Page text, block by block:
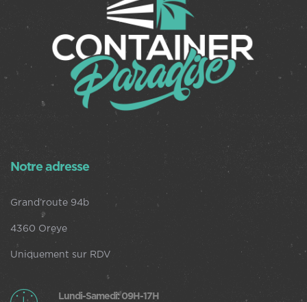
Notre adresse
Grand’route 94b
4360 Oreye
Uniquement sur RDV
Lundi-Samedi: 09H-17H